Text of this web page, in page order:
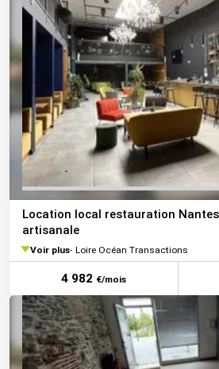
Location local restauration
artisanale
Voir plus Loire Océan Transactions
4 982 €/mois